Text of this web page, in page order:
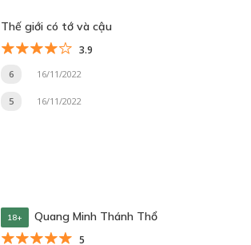
Thế giới có tớ và cậu
3.9
6 16/11/2022
5 16/11/2022
18+ Quang Minh Thánh Thổ
5